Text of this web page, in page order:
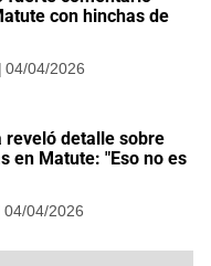
con hinchas de
04/04/2026
reveló detalle sobre
en Matute: "Eso no es
04/04/2026